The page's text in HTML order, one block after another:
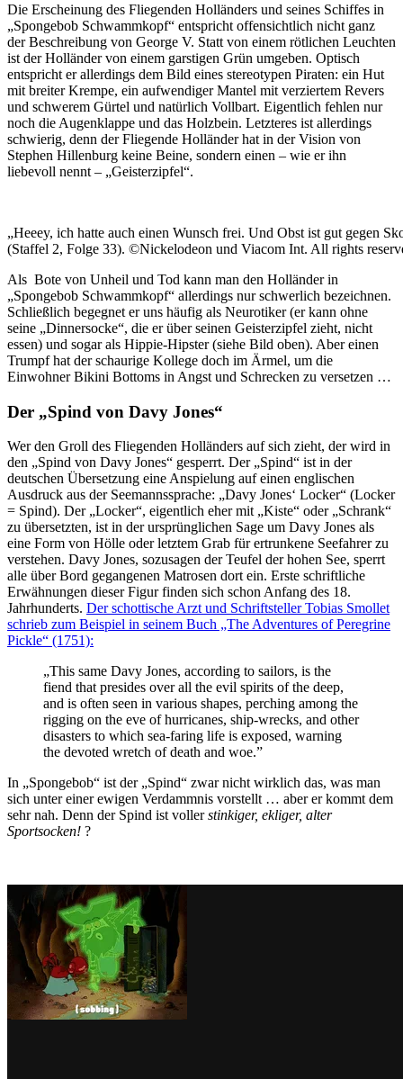
Die Erscheinung des Fliegenden Holländers und seines Schiffes in
„Spongebob Schwammkopf“ entspricht offensichtlich nicht ganz
der Beschreibung von George V. Statt von einem rötlichen Leuchten
ist der Holländer von einem garstigen Grün umgeben. Optisch
entspricht er allerdings dem Bild eines stereotypen Piraten: ein Hut
mit breiter Krempe, ein aufwendiger Mantel mit verziertem Revers
und schwerem Gürtel und natürlich Vollbart. Eigentlich fehlen nur
noch die Augenklappe und das Holzbein. Letzteres ist allerdings
schwierig, denn der Fliegende Holländer hat in der Vision von
Stephen Hillenburg keine Beine, sondern einen – wie er ihn
liebevoll nennt – „Geisterzipfel“.
„Heeey, ich hatte auch einen Wunsch frei. Und Obst ist gut gegen
(Staffel 2, Folge 33). ©Nickelodeon und Viacom Int. All rights
Als Bote von Unheil und Tod kann man den Holländer in
„Spongebob Schwammkopf“ allerdings nur schwerlich bezeichnen.
Schließlich begegnet er uns häufig als Neurotiker (er kann ohne
seine „Dinnersocke“, die er über seinen Geisterzipfel zieht, nicht
essen) und sogar als Hippie-Hipster (siehe Bild oben). Aber einen
Trumpf hat der schaurige Kollege doch im Ärmel, um die
Einwohner Bikini Bottoms in Angst und Schrecken zu versetzen …
Der „Spind von Davy Jones“
Wer den Groll des Fliegenden Holländers auf sich zieht, der wird in
den „Spind von Davy Jones“ gesperrt. Der „Spind“ ist in der
deutschen Übersetzung eine Anspielung auf einen englischen
Ausdruck aus der Seemannssprache: „Davy Jones‘ Locker“ (Locker
= Spind). Der „Locker“, eigentlich eher mit „Kiste“ oder „Schrank“
zu übersetzten, ist in der ursprünglichen Sage um Davy Jones als
eine Form von Hölle oder letztem Grab für ertrunkene Seefahrer zu
verstehen. Davy Jones, sozusagen der Teufel der hohen See, sperrt
alle über Bord gegangenen Matrosen dort ein. Erste schriftliche
Erwähnungen dieser Figur finden sich schon Anfang des 18.
Jahrhunderts. Der schottische Arzt und Schriftsteller Tobias Smollet
schrieb zum Beispiel in seinem Buch „The Adventures of Peregrine
Pickle“ (1751):
„This same Davy Jones, according to sailors, is the
fiend that presides over all the evil spirits of the deep,
and is often seen in various shapes, perching among the
rigging on the eve of hurricanes, ship-wrecks, and other
disasters to which sea-faring life is exposed, warning
the devoted wretch of death and woe.”
In „Spongebob“ ist der „Spind“ zwar nicht wirklich das, was man
sich unter einer ewigen Verdammnis vorstellt … aber er kommt dem
sehr nah. Denn der Spind ist vollerstinkiger, ekliger, alter
Sportsocken! ?